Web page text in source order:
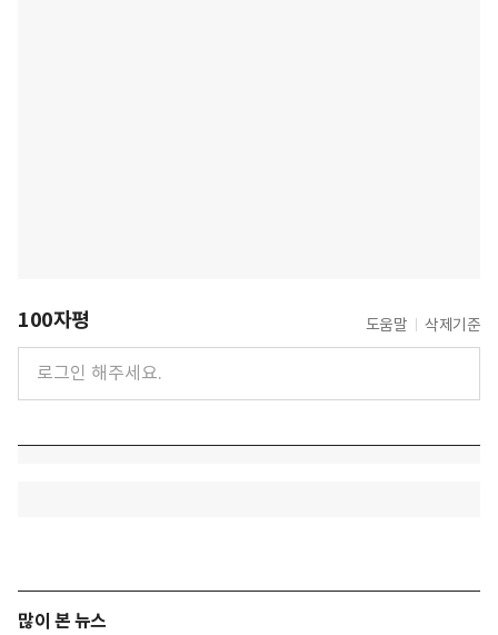
100자평 도움말 삭제기준
많이 본 뉴스